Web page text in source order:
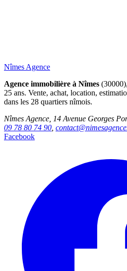
Nîmes Agence
Agence immobilière à Nîmes
25 ans. Vente, achat, location,
dans les 28 quartiers nîmois.
Nîmes Agence, 14 Avenue Georges
09 78 80 74 90
Facebook